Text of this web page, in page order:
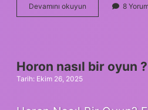
Devamını okuyun
pilot
8
Horon nasıl bir oyun ?
Tarih: Ekim 26, 2025